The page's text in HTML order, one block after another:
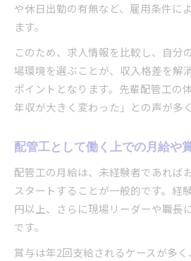
配管工独立前に知るべき
配管工の仕事量安定性を
配管工独立後も安定収入
や休日出勤の有無など、雇用条件に
ます。
このため、求人情報を比較し、自分
場環境を選ぶことが、収入格差を解
ポイントとなります。先輩配管工の
年収が大きく変わった」との声が多
配管工として働く上での月給や
配管工の月給は、未経験者であれば
スタートすることが一般的です。経
円以上、さらに現場リーダーや職長
です。
賞与は年2回支給されるケースが多